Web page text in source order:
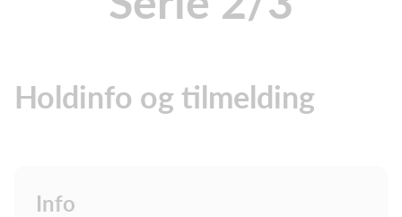
Holdinfo og tilmelding
Info